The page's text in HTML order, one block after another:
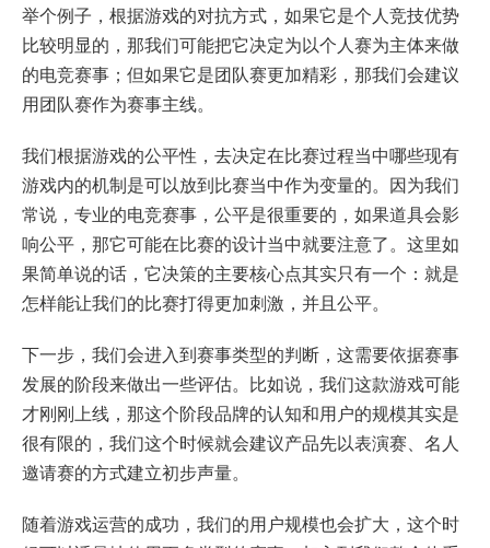
举个例子，根据游戏的对抗方式，如果它是个人竞技优势
比较明显的，那我们可能把它决定为以个人赛为主体来做
的电竞赛事；但如果它是团队赛更加精彩，那我们会建议
用团队赛作为赛事主线。
我们根据游戏的公平性，去决定在比赛过程当中哪些现有
游戏内的机制是可以放到比赛当中作为变量的。因为我们
常说，专业的电竞赛事，公平是很重要的，如果道具会影
响公平，那它可能在比赛的设计当中就要注意了。这里如
果简单说的话，它决策的主要核心点其实只有一个：就是
怎样能让我们的比赛打得更加刺激，并且公平。
下一步，我们会进入到赛事类型的判断，这需要依据赛事
发展的阶段来做出一些评估。比如说，我们这款游戏可能
才刚刚上线，那这个阶段品牌的认知和用户的规模其实是
很有限的，我们这个时候就会建议产品先以表演赛、名人
邀请赛的方式建立初步声量。
随着游戏运营的成功，我们的用户规模也会扩大，这个时